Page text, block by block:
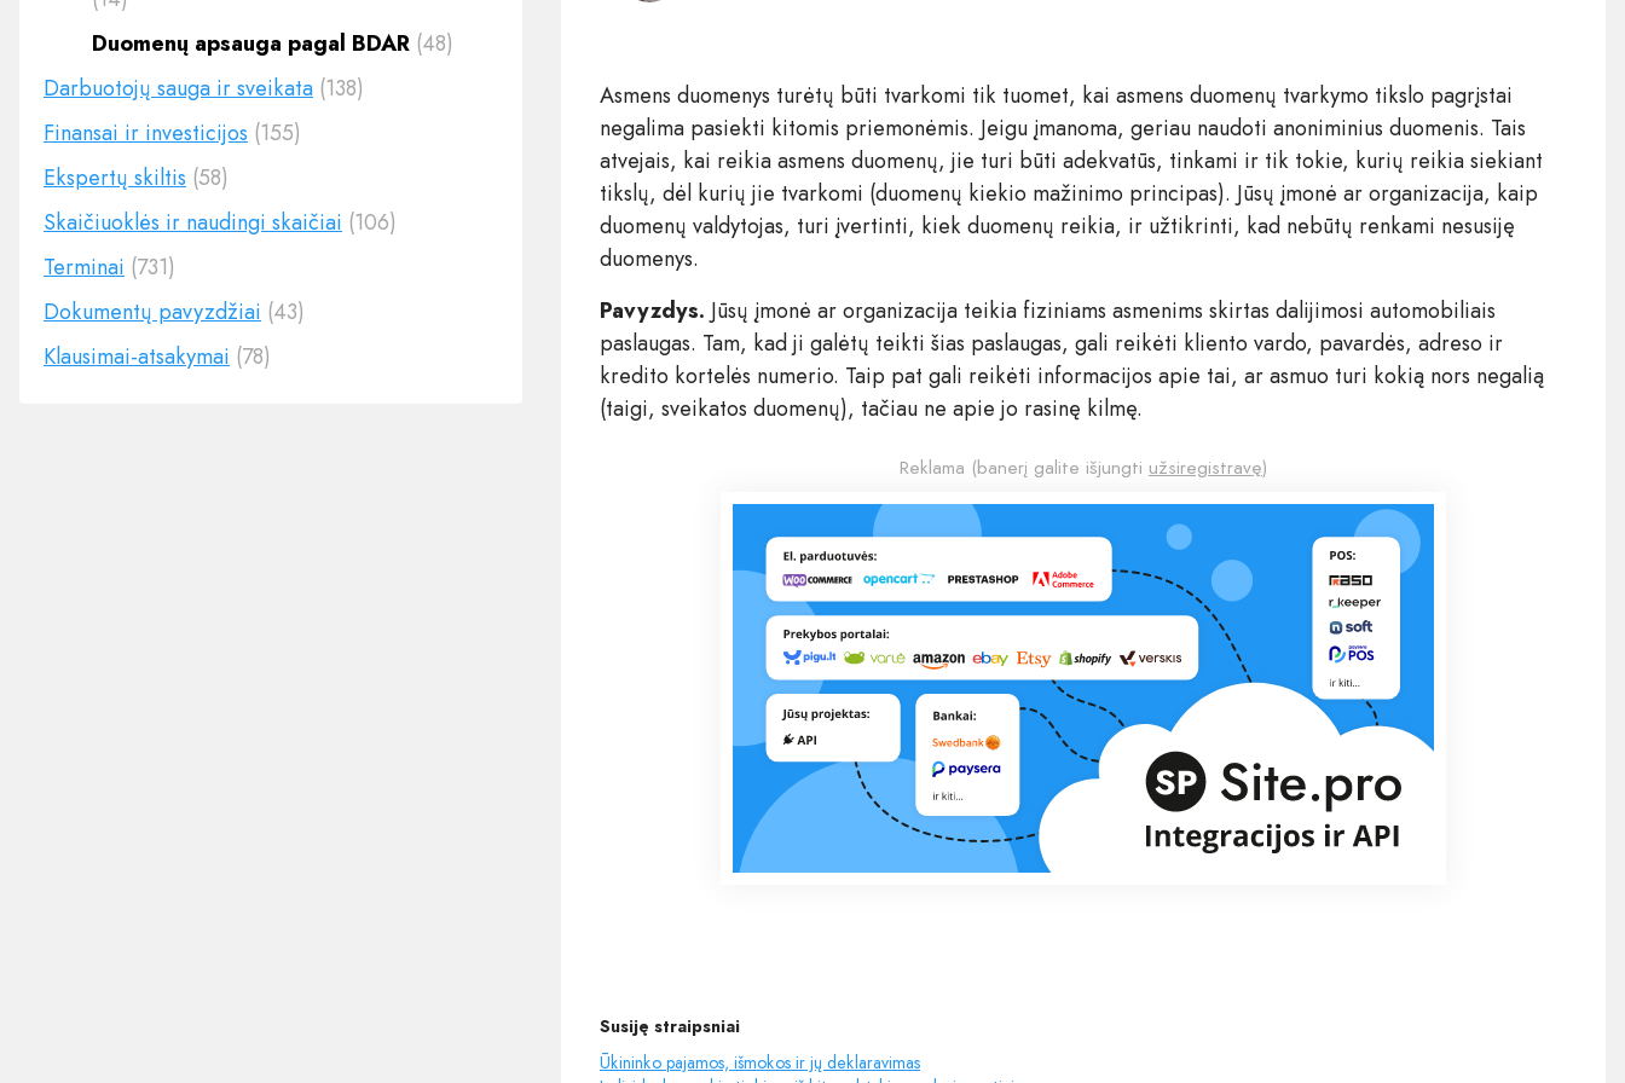
Duomenų apsauga pagal BDAR (48)
Darbuotojų sauga ir sveikata (138)
Finansai ir investicijos (155)
Ekspertų skiltis (58)
Skaičiuoklės ir naudingi skaičiai (106)
Terminai (731)
Dokumentų pavyzdžiai (43)
Klausimai-atsakymai (78)
Asmens duomenys turėtų būti tvarkomi tik tuomet, kai asmens duomenų tvarkymo tikslo pagrįstai
negalima pasiekti kitomis priemonėmis. Jeigu įmanoma, geriau naudoti anoniminius duomenis. Tais
atvejais, kai reikia asmens duomenų, jie turi būti adekvatūs, tinkami ir tik tokie, kurių reikia siekiant
tikslų, dėl kurių jie tvarkomi (duomenų kiekio mažinimo principas). Jūsų įmonė ar organizacija, kaip
duomenų valdytojas, turi įvertinti, kiek duomenų reikia, ir užtikrinti, kad nebūtų renkami nesusiję
duomenys.
Pavyzdys. Jūsų įmonė ar organizacija teikia fiziniams asmenims skirtas dalijimosi automobiliais
paslaugas. Tam, kad ji galėtų teikti šias paslaugas, gali reikėti kliento vardo, pavardės, adreso ir
kredito kortelės numerio. Taip pat gali reikėti informacijos apie tai, ar asmuo turi kokią nors negalią
(taigi, sveikatos duomenų), tačiau ne apie jo rasinę kilmę.
Reklama (banerį galite išjungti užsiregistravę)
Susiję straipsniai
Ūkininko pajamos, išmokos ir jų deklaravimas